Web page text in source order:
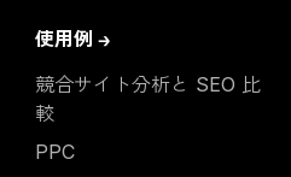
使用例 →
競合サイト分析と SEO 比
較
PPC